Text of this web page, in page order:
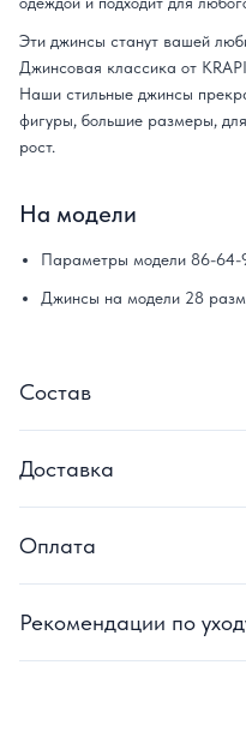
Эти джинсы станут вашей
Джинсовая классика от
Наши стильные джинсы
фигуры, большие размеры,
рост.
На модели
Параметры модели 86-64-
Джинсы на модели 28
Состав
Доставка
Оплата
Рекомендации по